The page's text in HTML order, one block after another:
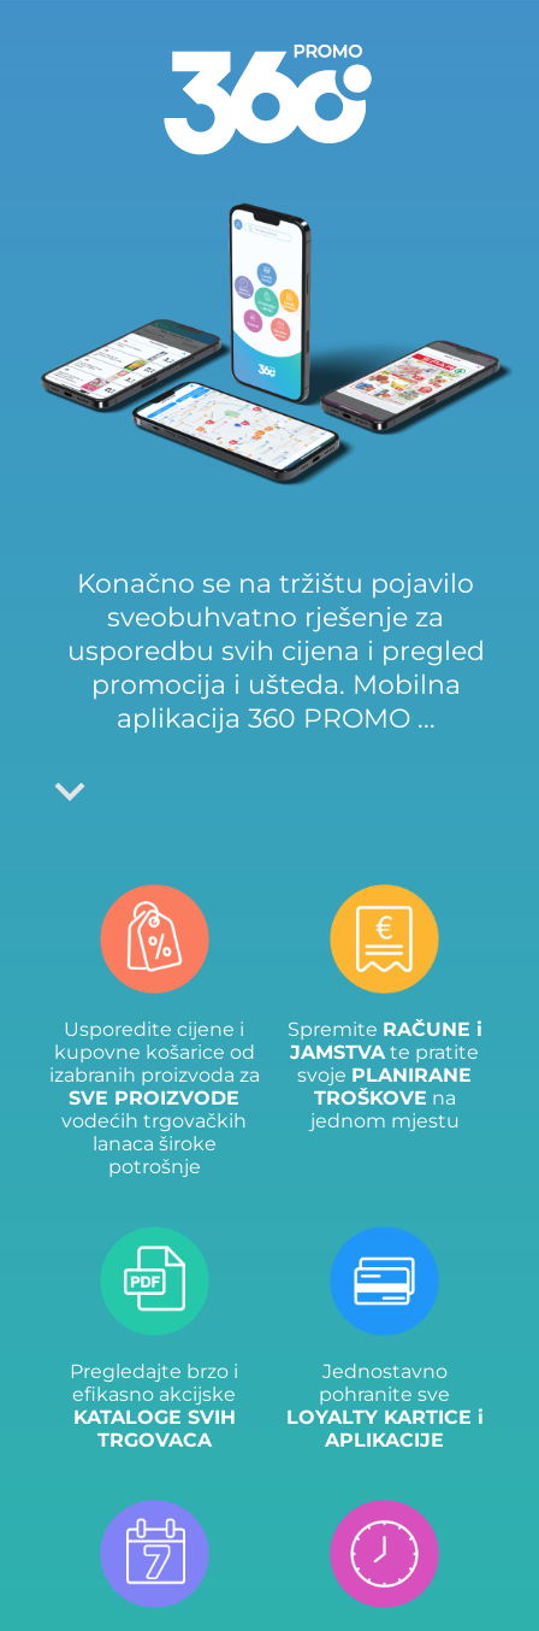
Konačno se na tržištu pojavilo
sveobuhvatno rješenje za
usporedbu svih cijena i pregled
promocija i ušteda. Mobilna
aplikacija 360 PROMO ...
Usporedite cijene i
kupovne košarice od
izabranih proizvoda za
SVE PROIZVODE
vodećih trgovačkih
lanaca široke
potrošnje
Spremite RAČUNE i
JAMSTVAte pratite
svoje PLANIRANE
TROŠKOVE na
jednom mjestu
Pregledajte brzo i
efikasno akcijske
KATALOGE SVIH
TRGOVACA
Jednostavno
pohranite sve
LOYALTY KARTICE i
APLIKACIJE